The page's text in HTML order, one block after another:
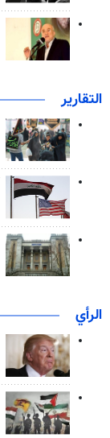
التقارير
الرأي